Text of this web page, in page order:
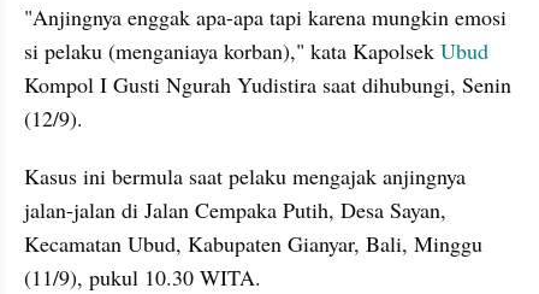
"Anjingnya enggak apa-apa tapi karena mungkin emosi
si pelaku (menganiaya korban)," kata Kapolsek Ubud
Kompol I Gusti Ngurah Yudistira saat dihubungi, Senin
(12/9).
Kasus ini bermula saat pelaku mengajak anjingnya
jalan-jalan di Jalan Cempaka Putih, Desa Sayan,
Kecamatan Ubud, Kabupaten Gianyar, Bali, Minggu
(11/9), pukul 10.30 WITA.